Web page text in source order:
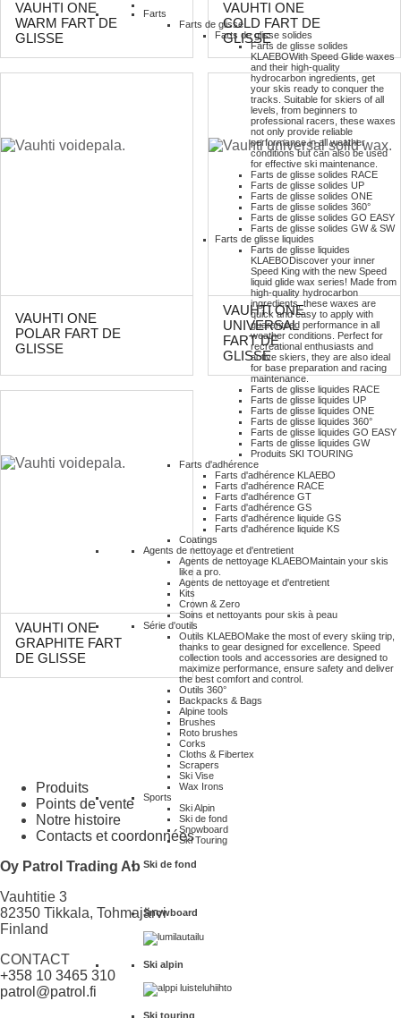
Farts
Farts de glisse
Farts de glisse solides
Farts de glisse solides
KLAEBOWith Speed Glide waxes
and their high-quality
hydrocarbon ingredients, get
your skis ready to conquer the
tracks. Suitable for skiers of all
levels, from beginners to
professional racers, these waxes
not only provide reliable
performance in all weather
conditions but can also be used
for effective ski maintenance.
Farts de glisse solides RACE
Farts de glisse solides UP
Farts de glisse solides ONE
Farts de glisse solides 360°
Farts de glisse solides GO EASY
Farts de glisse solides GW & SW
Farts de glisse liquides
Farts de glisse liquides
KLAEBODiscover your inner
Speed King with the new Speed
liquid glide wax series! Made from
high-quality hydrocarbon
ingredients, these waxes are
quick and easy to apply with
guaranteed performance in all
weather conditions. Perfect for
recreational enthusiasts and
active skiers, they are also ideal
for base preparation and racing
maintenance.
Farts de glisse liquides RACE
Farts de glisse liquides UP
Farts de glisse liquides ONE
Farts de glisse liquides 360°
Farts de glisse liquides GO EASY
Farts de glisse liquides GW
Produits SKI TOURING
Farts d'adhérence
Farts d'adhérence KLAEBO
Farts d'adhérence RACE
Farts d'adhérence GT
Farts d'adhérence GS
Farts d'adhérence liquide GS
Farts d'adhérence liquide KS
Coatings
Agents de nettoyage et d'entretient
Agents de nettoyage KLAEBOMaintain your skis
like a pro.
Agents de nettoyage et d'entretient
Kits
Crown & Zero
Soins et nettoyants pour skis à peau
Série d'outils
Outils KLAEBOMake the most of every skiing trip,
thanks to gear designed for excellence. Speed
collection tools and accessories are designed to
maximize performance, ensure safety and deliver
the best comfort and control.
Outils 360°
Backpacks & Bags
Alpine tools
Brushes
Roto brushes
Corks
Cloths & Fibertex
Scrapers
Ski Vise
Wax Irons
Sports
Ski Alpin
Ski de fond
Snowboard
Ski Touring
Ski de fond
Snowboard
Ski alpin
Ski touring
VAUHTI ONE
WARM FART DE
GLISSE
VAUHTI ONE
COLD FART DE
GLISSE
VAUHTI ONE
POLAR FART DE
GLISSE
VAUHTI ONE
UNIVERSAL
FART DE
GLISSE
VAUHTI ONE
GRAPHITE FART
DE GLISSE
Produits
Points de vente
Notre histoire
Contacts et coordonnées
Oy Patrol Trading Ab
Vauhtitie 3
82350 Tikkala, Tohmajärvi
Finland
CONTACT
+358 10 3465 310
patrol@patrol.fi